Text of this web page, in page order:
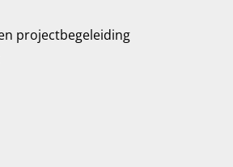
projectbegeleiding